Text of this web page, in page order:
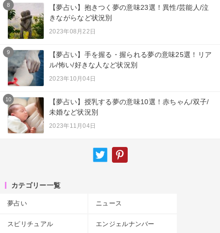
8
【夢占い】抱きつく夢の意味23選！異性/芸能人/泣
きながらなど状況別
2023年08月22日
9
【夢占い】手を握る・握られる夢の意味25選！リア
ル/怖い/好きな人など状況別
2023年10月04日
10
【夢占い】授乳する夢の意味10選！赤ちゃん/双子/
未婚など状況別
2023年11月04日
カテゴリー一覧
夢占い ニュース
スピリチュアル エンジェルナンバー